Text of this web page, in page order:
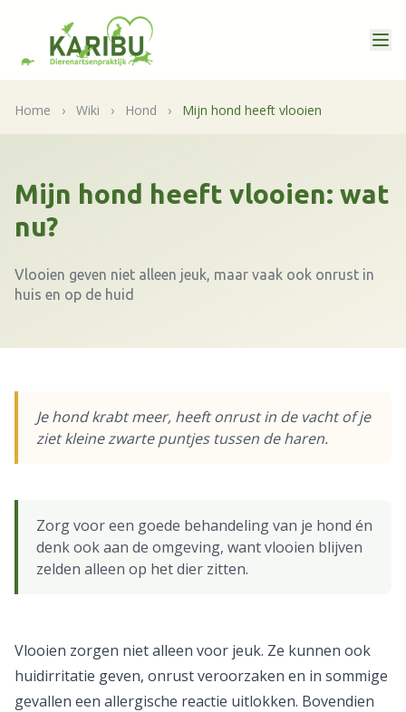
Home › Wiki › Hond › Mijn hond heeft vlooien
Mijn hond heeft vlooien: wat
nu?
Vlooien geven niet alleen jeuk, maar vaak ook onrust in
huis en op de huid
Je hond krabt meer, heeft onrust in de vacht of je
ziet kleine zwarte puntjes tussen de haren.
Zorg voor een goede behandeling van je hond én
denk ook aan de omgeving, want vlooien blijven
zelden alleen op het dier zitten.
Vlooien zorgen niet alleen voor jeuk. Ze kunnen ook
huidirritatie geven, onrust veroorzaken en in sommige
gevallen een allergische reactie uitlokken. Bovendien